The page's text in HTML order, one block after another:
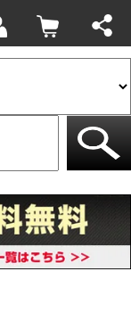
4件
33件